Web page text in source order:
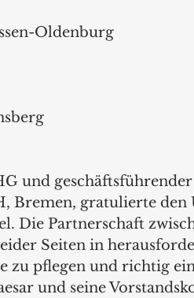
Oldenburg
und
Bremen, gratulierte
Die Partnerschaft
Seiten in
zu pflegen und richtig
und seine